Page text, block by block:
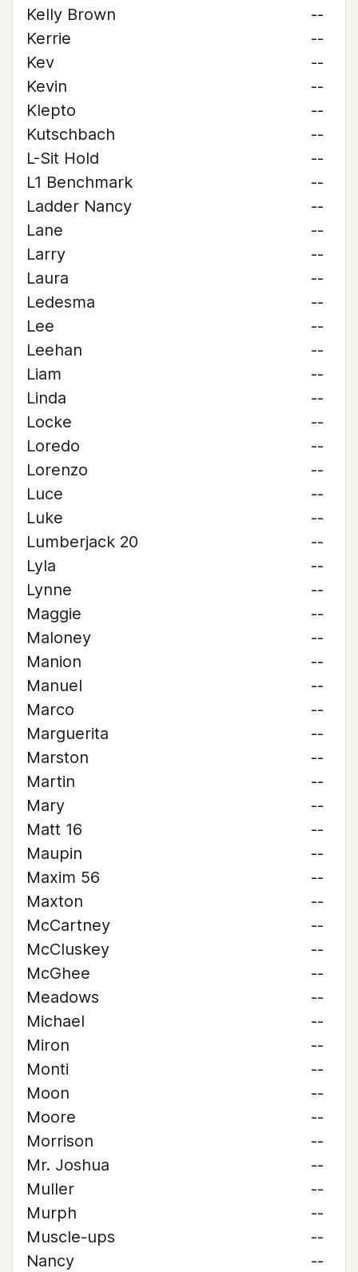
Kelly Brown
--
Kerrie
--
Kev
--
Kevin
--
Klepto
--
Kutschbach
--
L-Sit Hold
--
L1 Benchmark
--
Ladder Nancy
--
Lane
--
Larry
--
Laura
--
Ledesma
--
Lee
--
Leehan
--
Liam
--
Linda
--
Locke
--
Loredo
--
Lorenzo
--
Luce
--
Luke
--
Lumberjack 20
--
Lyla
--
Lynne
--
Maggie
--
Maloney
--
Manion
--
Manuel
--
Marco
--
Marguerita
--
Marston
--
Martin
--
Mary
--
Matt 16
--
Maupin
--
Maxim 56
--
Maxton
--
McCartney
--
McCluskey
--
McGhee
--
Meadows
--
Michael
--
Miron
--
Monti
--
Moon
--
Moore
--
Morrison
--
Mr. Joshua
--
Muller
--
Murph
--
Muscle-ups
--
Nancy
--